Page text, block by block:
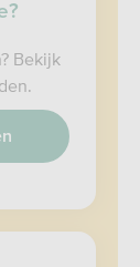
Bekijk